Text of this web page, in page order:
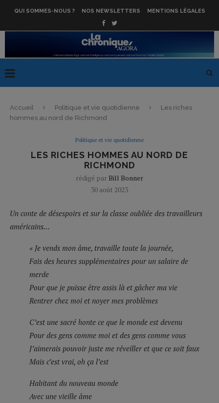
QUI SOMMES-NOUS ? NOS NEWSLETTERS MENTIONS LÉGALES
Accueil Politique et vie quotidienne
Les riches
hommes au nord de Richmond
Politique et vie quotidienne
LES RICHES HOMMES AU NORD DE
RICHMOND
rédigé par Bill Bonner
30 août 2023
Un conte de désespoirs et sur la classe oubliée des travailleurs
américains…
« Je vends mon âme, travaille toute la journée,
Fais des heures supplémentaires pour un salaire de
merde
Pour que je puisse être assis là et gâcher ma vie
Rentrer chez moi et noyer mes problèmes
C’est une sacré honte ce que le monde est devenu
Pour des gens comme moi et des gens comme vous
J’aimerais pouvoir juste me réveiller et que ce soit faux
Mais c’est vrai, oh ça l’est
Habitant du nouveau monde
Avec une vieille âme